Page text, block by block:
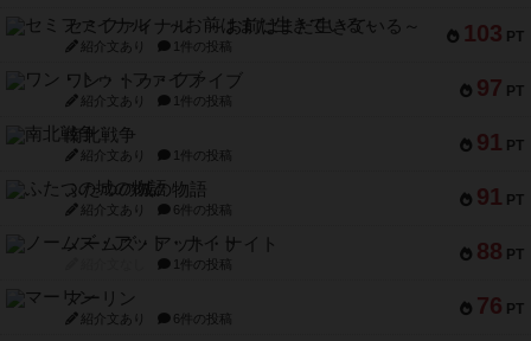
103 PT
セミファイナル ～お前はまだ生きている～
紹介文あり 1件の投稿
97 PT
ワン・トゥ・ファイブ
紹介文あり 1件の投稿
91 PT
南北戦争
紹介文あり 1件の投稿
91 PT
ふたつの城の物語
紹介文あり 6件の投稿
88 PT
ノームズ・アット・ナイト
1件の投稿
76 PT
マーリン
紹介文あり 6件の投稿